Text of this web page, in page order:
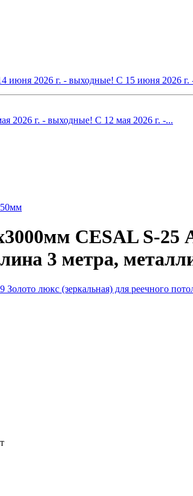
июня 2026 г. - выходные! С 15 июня 2026 г.
2026 г. - выходные! С 12 мая 2026 г. -...
CESAL S-25
3 метра,